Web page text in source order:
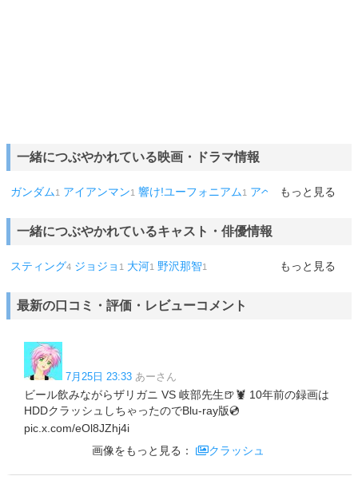
一緒につぶやかれている映画・ドラマ情報
もっと見る
ガンダム1 アイアンマン1 響け!ユーフォニアム1 アベンジャーズ1
一緒につぶやかれているキャスト・俳優情報
もっと見る
スティング4 ジョジョ 1 大河1 野沢那智1
最新の口コミ・評価・レビューコメント
7月25日 23:33 あーさん
ビール飲みながらザリガニ VS 岐部先生🍺🦞 10年前の録画は
HDDクラッシュしちゃったのでBlu-ray版💿️
pic.x.com/eOl8JZhj4i
画像をもっと見る：
クラッシュ